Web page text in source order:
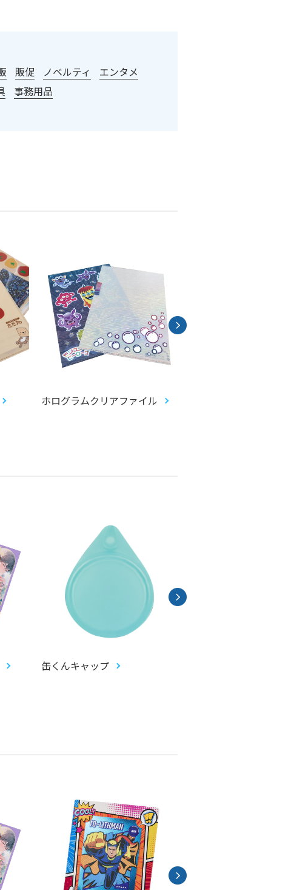
販促 ノベルティ
エンタメ
事務用品
ホログラムクリアファイル
缶くんキャップ